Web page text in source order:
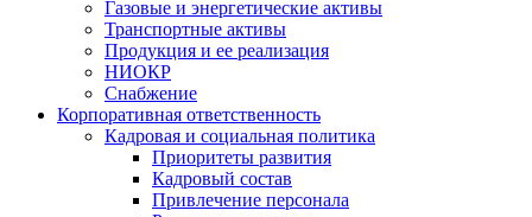
Газовые и энергетические активы
Транспортные активы
Продукция и ее реализация
НИОКР
Снабжение
Корпоративная ответственность
Кадровая и социальная политика
Приоритеты развития
Кадровый состав
Привлечение персонала